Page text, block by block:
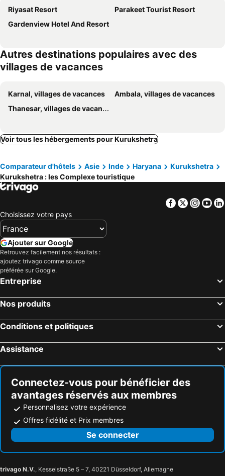
Riyasat Resort
Parakeet Tourist Resort
Gardenview Hotel And Resort
Autres destinations populaires avec des
villages de vacances
Karnal, villages de vacances
Ambala, villages de vacances
Thanesar, villages de vacances
Voir tous les hébergements pour Kurukshetra
Comparateur d'hôtels Asie Inde Haryana
Kurukshetra
Kurukshetra : les Complexe touristique
Facebook
Twitter
Choisissez votre pays
Ajouter sur Google
Retrouvez facilement nos résultats :
ajoutez trivago comme source
préférée sur Google.
Entreprise
Nos produits
Conditions et politiques
Assistance
Connectez-vous pour bénéficier des
avantages réservés aux membres
Personnalisez votre expérience
Offres fidélité et Prix membres
Se connecter
trivago N.V., Kesselstraße 5 – 7, 40221 Düsseldorf, Allemagne